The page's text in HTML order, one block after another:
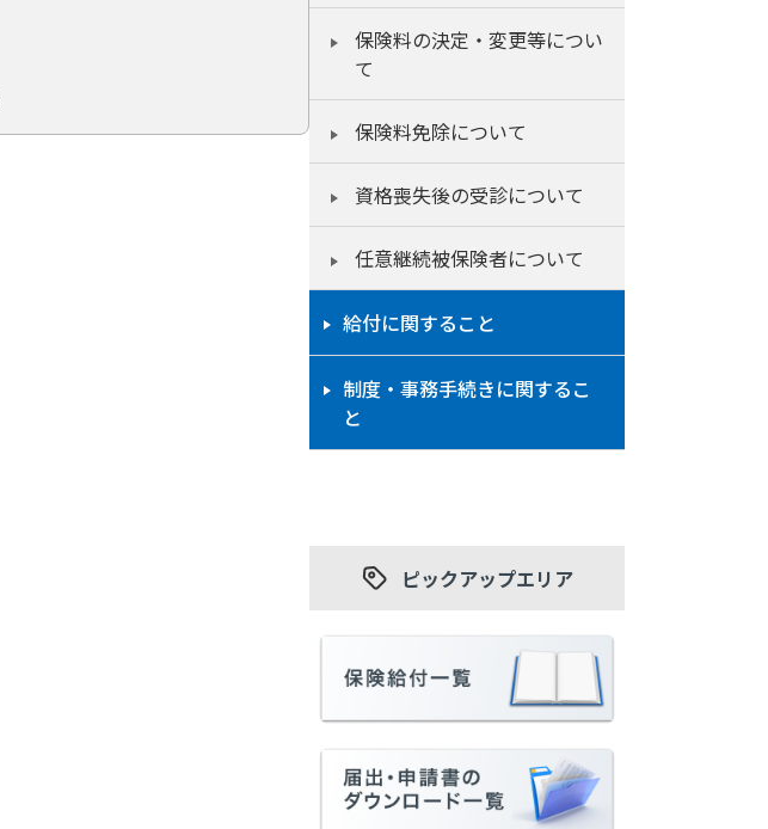
保険料の決定・変更等につい
て
保険料免除について
資格喪失後の受診について
任意継続被保険者について
給付に関すること
制度・事務手続きに関するこ
と
ピックアップエリア